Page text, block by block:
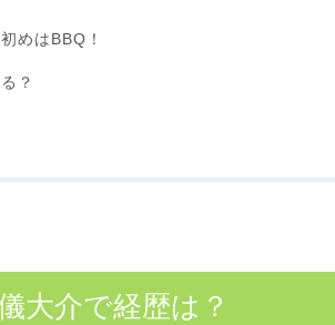
めはBBQ！
？
大介で経歴は？